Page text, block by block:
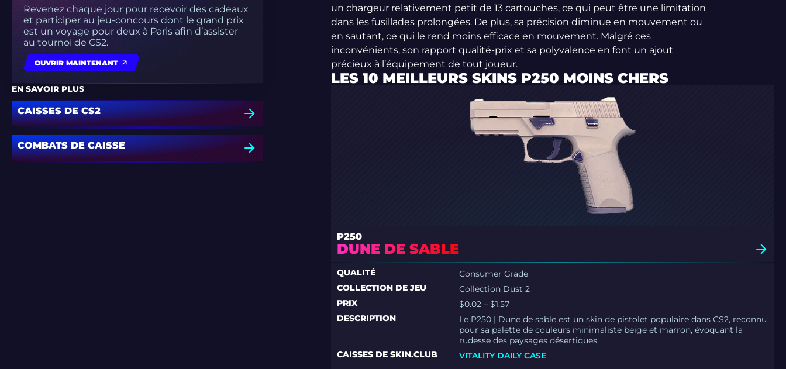
Revenez chaque jour pour recevoir des cadeaux
et participer au jeu-concours dont le grand prix
est un voyage pour deux à Paris afin d’assister
au tournoi de CS2.
OUVRIR MAINTENANT
EN SAVOIR PLUS
CAISSES DE CS2
COMBATS DE CAISSE
un chargeur relativement petit de 13 cartouches, ce qui peut être une limitation
dans les fusillades prolongées. De plus, sa précision diminue en mouvement ou
en sautant, ce qui le rend moins efficace en mouvement. Malgré ces
inconvénients, son rapport qualité-prix et sa polyvalence en font un ajout
précieux à l’équipement de tout joueur.
LES 10 MEILLEURS SKINS P250 MOINS CHERS
P250
DUNE DE SABLE
QUALITÉ
Consumer Grade
COLLECTION DE JEU
Collection Dust 2
PRIX
$0.02 – $1.57
DESCRIPTION
Le P250 | Dune de sable est un skin de pistolet populaire dans CS2, reconnu
pour sa palette de couleurs minimaliste beige et marron, évoquant la
rudesse des paysages désertiques.
CAISSES DE SKIN.CLUB
VITALITY DAILY CASE